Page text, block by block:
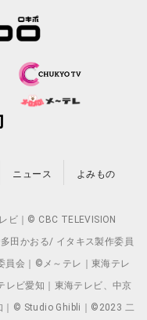
ニュース よみもの
ビ｜© CBC TELEVISION
田かおる/ イタキス製作委員
員会｜©メ～テレ｜東海テレ
レビ愛知｜東海テレビ、中京
｜© Studio Ghibli｜©2023 二